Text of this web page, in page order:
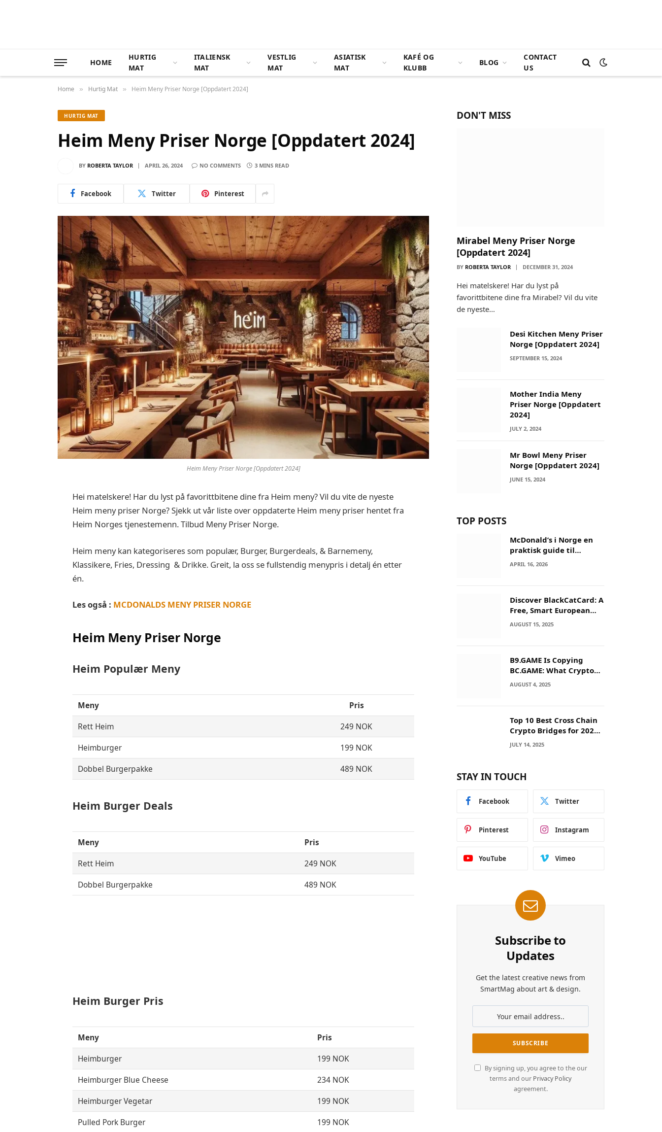
HOME
HURTIG
MAT
ITALIENSK
MAT
VESTLIG
MAT
ASIATISK
MAT
KAFÉ OG
KLUBB
BLOG
CONTACT
US
Home » Hurtig Mat » Heim Meny Priser Norge [Oppdatert 2024]
HURTIG MAT
Heim Meny Priser Norge [Oppdatert 2024]
BY ROBERTA TAYLOR APRIL 26, 2024 NO COMMENTS 3 MINS READ
Facebook Twitter Pinterest
Heim Meny Priser Norge [Oppdatert 2024]
Hei matelskere! Har du lyst på favorittbitene dine fra Heim meny? Vil du vite de nyeste
Heim meny priser Norge? Sjekk ut vår liste over oppdaterte Heim meny priser hentet fra
Heim Norges tjenestemenn. Tilbud Meny Priser Norge.
Heim meny kan kategoriseres som populær, Burger, Burgerdeals, & Barnemeny,
Klassikere, Fries, Dressing & Drikke. Greit, la oss se fullstendig menypris i detalj én etter
én.
Les også : MCDONALDS MENY PRISER NORGE
Heim Meny Priser Norge
Heim Populær Meny
Meny
Pris
Rett Heim
249 NOK
Heimburger
199 NOK
Dobbel Burgerpakke
489 NOK
Heim Burger Deals
Meny
Pris
Rett Heim
249 NOK
Dobbel Burgerpakke
489 NOK
Heim Burger Pris
Meny
Pris
Heimburger
199 NOK
Heimburger Blue Cheese
234 NOK
Heimburger Vegetar
199 NOK
Pulled Pork Burger
199 NOK
DON'T MISS
Mirabel Meny Priser Norge
[Oppdatert 2024]
BY ROBERTA TAYLOR DECEMBER 31, 2024
Hei matelskere! Har du lyst på
favorittbitene dine fra Mirabel? Vil du vite
de nyeste…
Desi Kitchen Meny Priser
Norge [Oppdatert 2024]
SEPTEMBER 15, 2024
Mother India Meny
Priser Norge [Oppdatert
2024]
JULY 2, 2024
Mr Bowl Meny Priser
Norge [Oppdatert 2024]
JUNE 15, 2024
TOP POSTS
McDonald’s i Norge en
praktisk guide til
menyer og besøk
APRIL 16, 2026
Discover BlackCatCard: A
Free, Smart European
IBAN & Crypto Card
AUGUST 15, 2025
B9.GAME Is Copying
BC.GAME: What Crypto
Users Need to Know
AUGUST 4, 2025
Top 10 Best Cross Chain
Crypto Bridges for 2025:
Seamless
Interoperability Across
JULY 14, 2025
STAY IN TOUCH
Facebook Twitter
Pinterest Instagram
YouTube Vimeo
Subscribe to
Updates
Get the latest creative news from
SmartMag about art & design.
By signing up, you agree to the our
terms and our Privacy Policy
agreement.